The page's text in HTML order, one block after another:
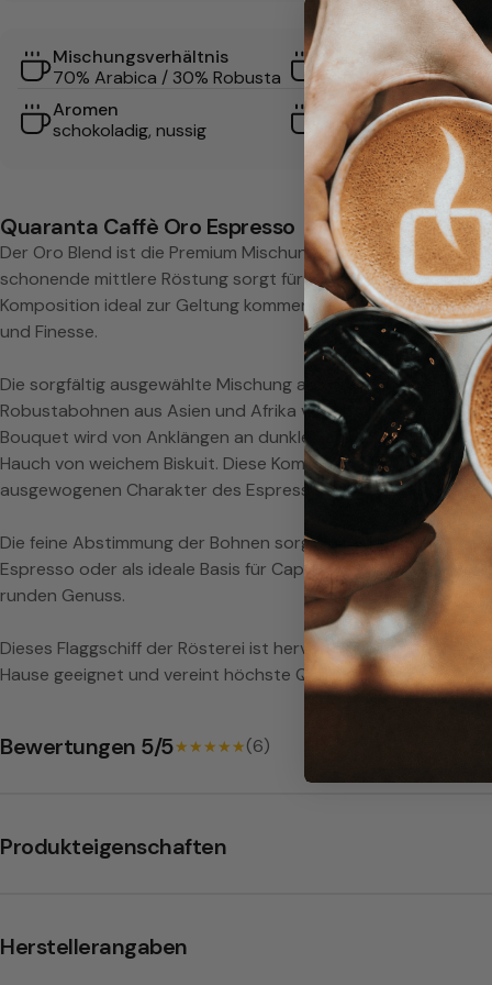
s
s
O
r
o
Mischungsverhältnis
70% Arabica / 30% Robusta
Röstgrad
Mittel
Aromen
schokoladig, nussig
Gerät
Siebträger,
Kaffeevollautomat
Quaranta Caffè Oro Espresso
Der Oro Blend ist die Premium Mischung von Quaranta Caffè
schonende mittlere Röstung sorgt für ein säurearmes
Komposition ideal zur Geltung kommen. Jeder Schluck bietet
und Finesse.
Die sorgfältig ausgewählte Mischung aus brasilianischen
Robustabohnen aus Asien und Afrika verleiht ihm seine
Bouquet wird von Anklängen an dunkle Schokolade und
Hauch von weichem Biskuit. Diese Kombination sorgt für ein
ausgewogenen Charakter des Espressos.
Die feine Abstimmung der Bohnen sorgt für ein
Espresso oder als ideale Basis für Cappuccino und Latte
runden Genuss.
Dieses Flaggschiff der Rösterei ist hervorragend für den
Hause geeignet und vereint höchste Qualität mit zeitloser
Bewertungen 5/5★★★★★
★★★★★(6)
Produkteigenschaften
Herstellerangaben